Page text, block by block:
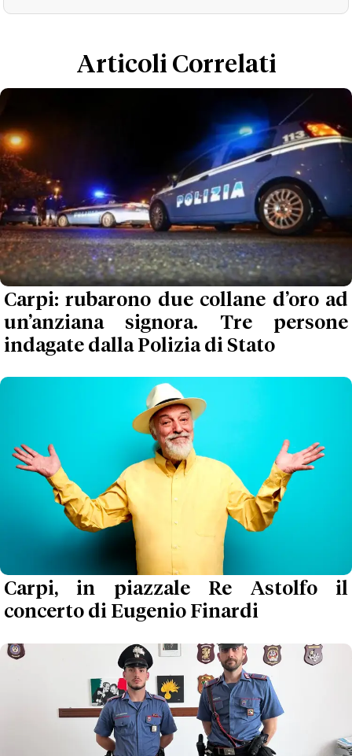
Articoli Correlati
Carpi: rubarono due collane d’oro ad
un’anziana signora. Tre persone
indagate dalla Polizia di Stato
Carpi, in piazzale Re Astolfo il
concerto di Eugenio Finardi